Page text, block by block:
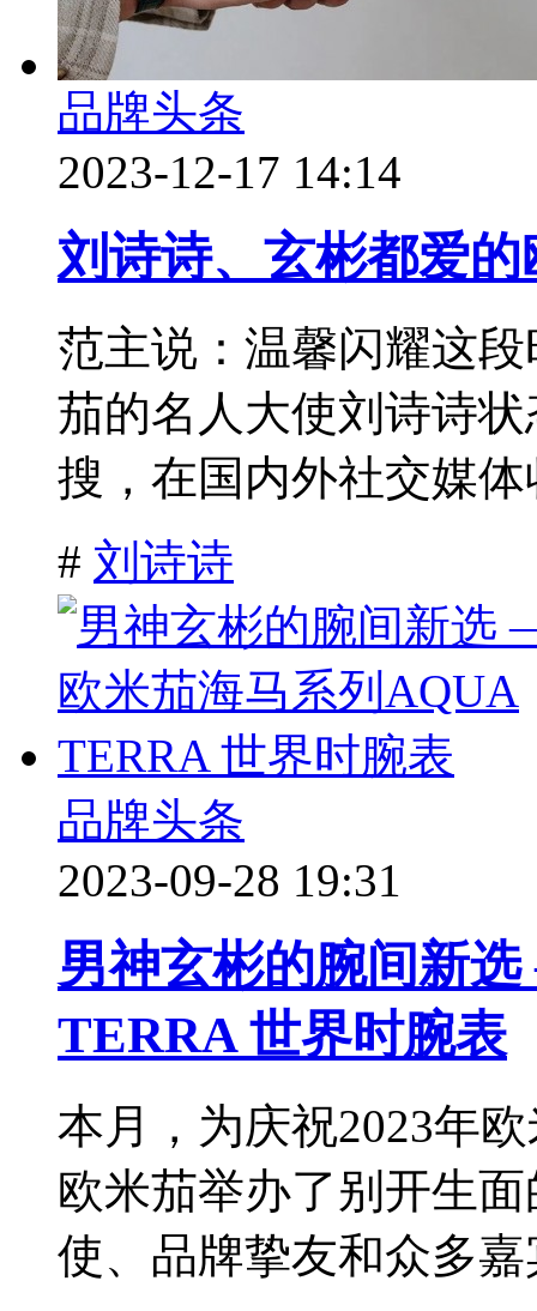
品牌头条
2023-12-17 14:14
刘诗诗、玄彬都爱
范主说：温馨闪耀这
茄的名人大使刘诗诗
搜，在国内外社交媒体
# 刘诗诗
品牌头条
2023-09-28 19:31
男神玄彬的腕间新
TERRA 世界时腕表
本月，为庆祝2023年
欧米茄举办了别开生
使、品牌挚友和众多